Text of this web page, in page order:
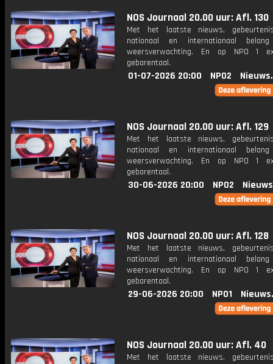
NOS Journaal 20.00 uur: Afl. 130
Met het laatste nieuws,
nationaal en internationaal
weersverwachting. En op NPO 1
gebarentaal.
01-07-2026 20:00 NPO2
NOS Journaal 20.00 uur: Afl. 129
Met het laatste nieuws,
nationaal en internationaal
weersverwachting. En op NPO 1
gebarentaal.
30-06-2026 20:00 NPO2
NOS Journaal 20.00 uur: Afl. 128
Met het laatste nieuws,
nationaal en internationaal
weersverwachting. En op NPO 1
gebarentaal.
29-06-2026 20:00 NPO1
NOS Journaal 20.00 uur: Afl. 40
Met het laatste nieuws,